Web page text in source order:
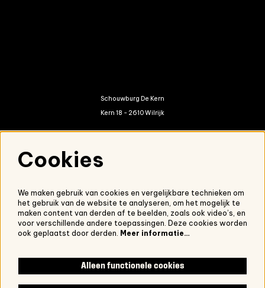
Schouwburg De Kern
Kern 18 - 2610 Wilrijk
Nieuwsbrief
Onze nieuwsbrief ontvangen?Schrijf je in.
Volg ons
Cookies
We maken gebruik van cookies en vergelijkbare technieken om
het gebruik van de website te analyseren, om het mogelijk te
maken content van derden af te beelden, zoals ook video’s, en
voor verschillende andere toepassingen. Deze cookies worden
ook geplaatst door derden. Meer informatie…
Alleen functionele cookies